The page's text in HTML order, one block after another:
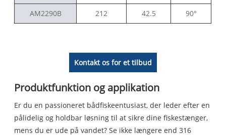
AM2290B 212 42.5 90°
Kontakt os for et tilbud
Produktfunktion og applikation
Er du en passioneret bådfiskeentusiast, der leder efter en
pålidelig og holdbar løsning til at sikre dine fiskestænger,
mens du er ude på vandet? Se ikke længere end 316